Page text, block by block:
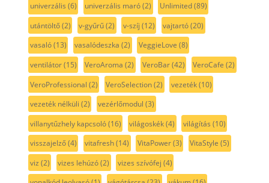
univerzális (6) univerzális maró(2) Unlimited(89)
utántöltő(2) v-gyűrű(2) v-szíj (12) vajtartó(20)
vasaló(13) vasalódeszka (2) VeggieLove (8)
ventilátor(15) VeroAroma (2) VeroBar(42) VeroCafe (2)
VeroProfessional (2) VeroSelection(2) vezeték(10)
vezeték nélküli (2) vezérlőmodul (3)
villanytűzhely kapcsoló(16) világoskék(4) világítás (10)
visszajelző(4) vitafresh(14) VitaPower(3) VitaStyle (5)
viz (2) vizes lehúzó(2) vizes szívófej (4)